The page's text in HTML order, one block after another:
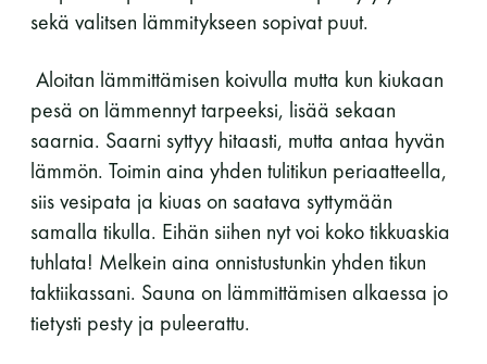
sekä valitsen lämmitykseen sopivat puut.
Aloitan lämmittämisen koivulla mutta kun kiukaan
pesä on lämmennyt tarpeeksi, lisää sekaan
saarnia. Saarni syttyy hitaasti, mutta antaa hyvän
lämmön. Toimin aina yhden tulitikun periaatteella,
siis vesipata ja kiuas on saatava syttymään
samalla tikulla. Eihän siihen nyt voi koko tikkuaskia
tuhlata! Melkein aina onnistustunkin yhden tikun
taktiikassani. Sauna on lämmittämisen alkaessa jo
tietysti pesty ja puleerattu.